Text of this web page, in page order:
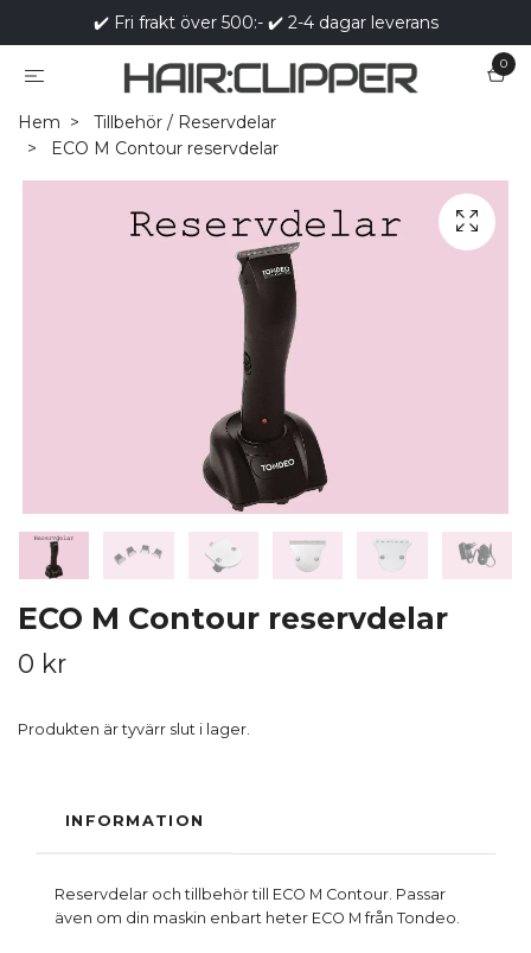
✔️ Fri frakt över 500:- ✔️ 2-4 dagar leverans
0
Hem
Tillbehör / Reservdelar
ECO M Contour reservdelar
ECO M Contour reservdelar
0 kr
Produkten är tyvärr slut i lager.
INFORMATION
Reservdelar och tillbehör till ECO M Contour. Passar
även om din maskin enbart heter ECO M från Tondeo.